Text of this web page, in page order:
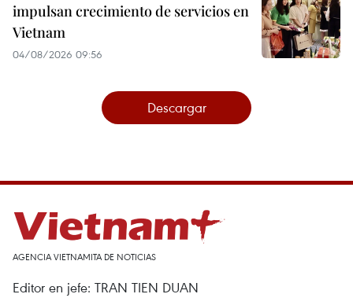
impulsan crecimiento de servicios en
Vietnam
04/08/2026 09:56
Descargar
AGENCIA VIETNAMITA DE NOTICIAS
Editor en jefe: TRAN TIEN DUAN